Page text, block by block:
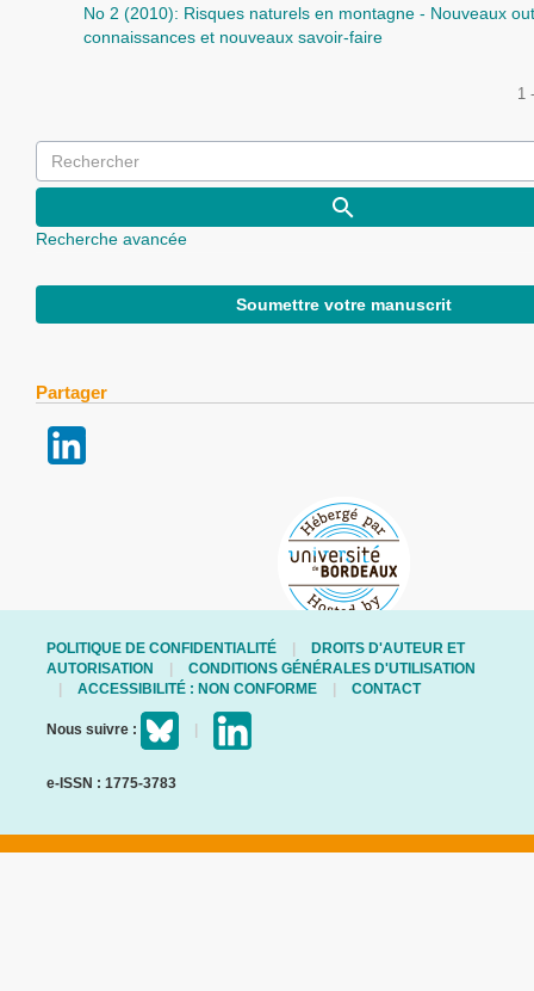
No 2 (2010): Risques naturels en montagne - Nouveaux
connaissances et nouveaux savoir-faire
1
Recherche avancée
Soumettre votre manuscrit
Partager
POLITIQUE DE CONFIDENTIALITÉ
DROITS D'AUTEUR ET
AUTORISATION
CONDITIONS GÉNÉRALES D'UTILISATION
ACCESSIBILITÉ : NON CONFORME
CONTACT
Nous suivre :
e-ISSN : 1775-3783